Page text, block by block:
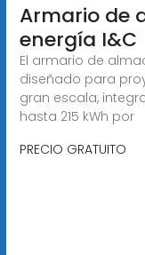
Armario de
energía I&C
El armario de
diseñado para
gran escala,
hasta 215 kWh por
PRECIO GRATUITO